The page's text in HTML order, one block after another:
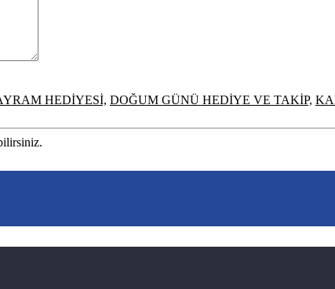
HEDİYESİ, DOĞUM GÜNÜ HEDİYE VE TAKİP,